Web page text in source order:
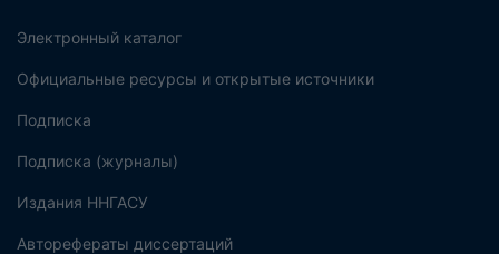
Электронный каталог
Официальные ресурсы и открытые источники
Подписка
Подписка (журналы)
Издания ННГАСУ
Авторефераты диссертаций